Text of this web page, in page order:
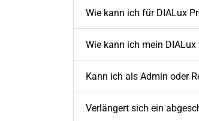
Wie kann ich für DIALux
Wie kann ich mein
Kann ich als Admin oder
Verlängert sich ein